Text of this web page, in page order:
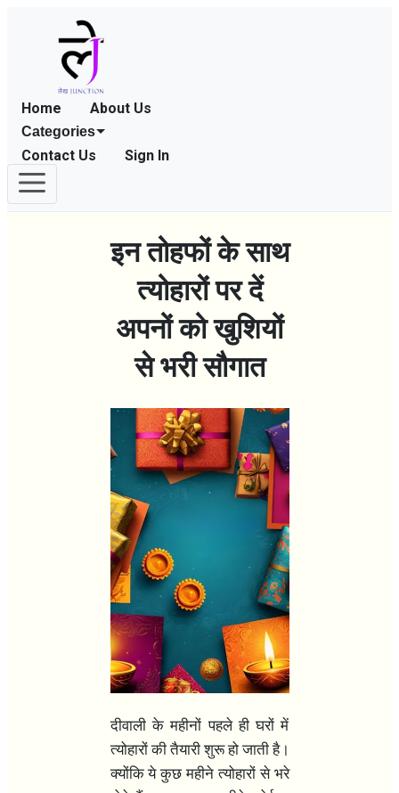
Home About Us
Categories
Contact Us Sign In
इन तोहफों के साथ
त्योहारों पर दें
अपनों को खुशियों
से भरी सौगात
दीवाली के महीनों पहले ही घरों में
त्योहारों की तैयारी शुरू हो जाती है।
क्योंकि ये कुछ महीने त्योहारों से भरे